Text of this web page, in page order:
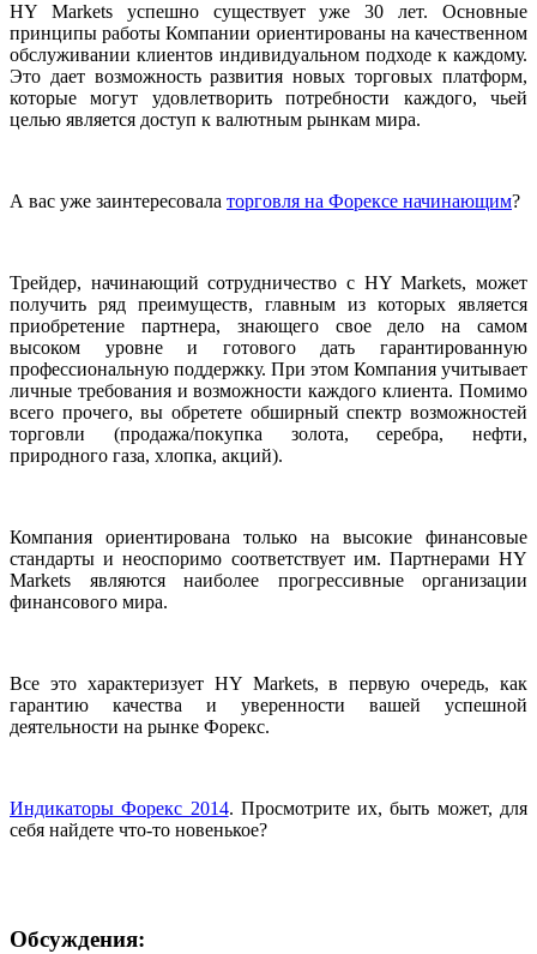
HY Markets успешно существует уже 30 лет. Основные
принципы работы Компании ориентированы на качественном
обслуживании клиентов индивидуальном подходе к каждому.
Это дает возможность развития новых торговых платформ,
которые могут удовлетворить потребности каждого, чьей
целью является доступ к валютным рынкам мира.
А вас уже заинтересовала торговля на Форексе начинающим?
Трейдер, начинающий сотрудничество с HY Markets, может
получить ряд преимуществ, главным из которых является
приобретение партнера, знающего свое дело на самом
высоком уровне и готового дать гарантированную
профессиональную поддержку. При этом Компания учитывает
личные требования и возможности каждого клиента. Помимо
всего прочего, вы обретете обширный спектр возможностей
торговли (продажа/покупка золота, серебра, нефти,
природного газа, хлопка, акций).
Компания ориентирована только на высокие финансовые
стандарты и неоспоримо соответствует им. Партнерами HY
Markets являются наиболее прогрессивные организации
финансового мира.
Все это характеризует HY Markets, в первую очередь, как
гарантию качества и уверенности вашей успешной
деятельности на рынке Форекс.
Индикаторы Форекс 2014. Просмотрите их, быть может, для
себя найдете что-то новенькое?
Обсуждения: